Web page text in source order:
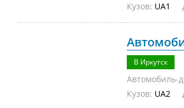
Кузов: UA1
В Иркутск
Автомобиль-
Кузов: UA2